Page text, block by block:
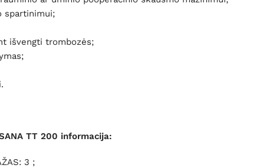
spartinimui;
išvengti trombozės;
TT 200 informacija:
3 ;